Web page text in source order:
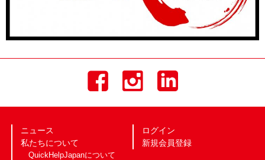
ニュース
私たちについて
QuickHelpJapanについて
ログイン
新規会員登録